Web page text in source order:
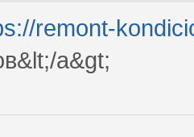
remont-
a&gt;